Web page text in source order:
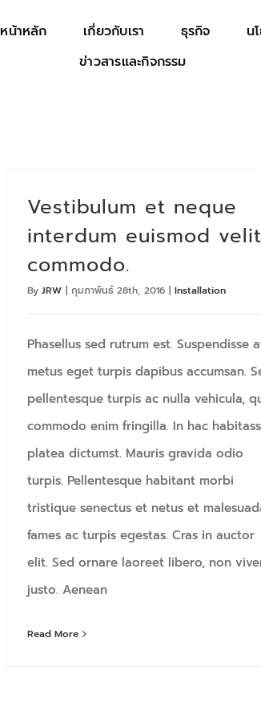
หน้าหลัก เกี่ยวกับเรา ธุรกิจ น
ข่าวสารและกิจกรรม
Vestibulum et neque
interdum euismod velit
commodo.
By JRW | กุมภาพันธ์ 28th, 2016 | Installation
Phasellus sed rutrum est. Suspendisse
metus eget turpis dapibus accumsan.
pellentesque turpis ac nulla vehicula,
commodo enim fringilla. In hac
platea dictumst. Mauris gravida odio
turpis. Pellentesque habitant morbi
tristique senectus et netus et
fames ac turpis egestas. Cras in auctor
elit. Sed ornare laoreet libero, non
justo. Aenean
Read More